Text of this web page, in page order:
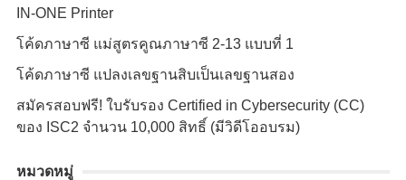
IN-ONE Printer
โค้ดภาษาซี แม่สูตรคูณภาษาซี 2-13 แบบที่ 1
โค้ดภาษาซี แปลงเลขฐานสิบเป็นเลขฐานสอง
สมัครสอบฟรี! ใบรับรอง Certified in Cybersecurity (CC)
ของ ISC2 จำนวน 10,000 สิทธิ์ (มีวิดีโออบรม)
หมวดหมู่